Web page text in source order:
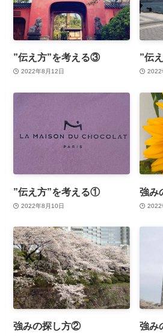
”伝え方”を考える③
2022年8月12日
”伝
2022
”伝え方”を考える①
2022年8月10日
強み
2022
強みの探し方② 強み